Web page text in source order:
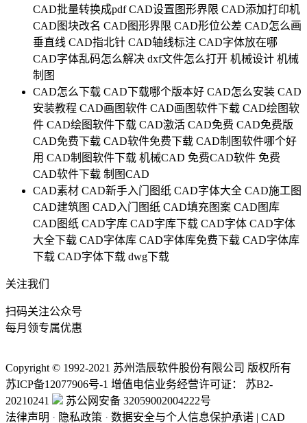
CAD批量转换成pdf CAD设置图形界限 CAD添加打印机
CAD图块改名 CAD图形界限 CAD形位公差 CAD怎么画
垂直线 CAD指北针 CAD轴线标注 CAD字体放在哪
CAD字体乱码怎么解决 dxf文件怎么打开 机械设计 机械
制图
CAD怎么下载 CAD下载哪个版本好 CAD怎么安装 CAD
安装教程 CAD画图软件 CAD画图软件下载 CAD绘图软
件 CAD绘图软件下载 CAD激活 CAD免费 CAD免费版
CAD免费下载 CAD软件免费下载 CAD制图软件哪个好
用 CAD制图软件下载 机械CAD 免费CAD软件 免费
CAD软件下载 制图CAD
CAD素材 CAD新手入门图纸 CAD字体大全 CAD施工图
CAD建筑图 CAD入门图纸 CAD填充图案 CAD图库
CAD图纸 CAD字库 CAD字库下载 CAD字体 CAD字体
大全下载 CAD字体库 CAD字体库免费下载 CAD字体库
下载 CAD字体下载 dwg下载
关注我们
扫码关注公众号
每月领专属优惠
Copyright © 1992-2021 苏州浩辰软件股份有限公司 版权所有
苏ICP备12077906号-1 增值电信业务经营许可证： 苏B2-
20210241
苏公网安备 32059002004222号
法律声明 · 隐私政策 · 数据安全与个人信息保护承诺 | CAD